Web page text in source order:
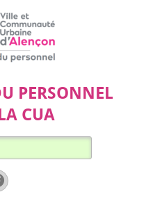
PERSONNEL
CUA